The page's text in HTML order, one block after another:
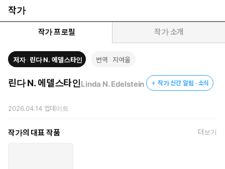
작가
작가 프로필 작가 소개
저자 린다 N. 에델스타인 번역 지여울
린다 N. 에델스타인Linda N. Edelstein 작가 신간 알림 · 소식
2026.04.14업데이트
작가의 대표 작품 더보기